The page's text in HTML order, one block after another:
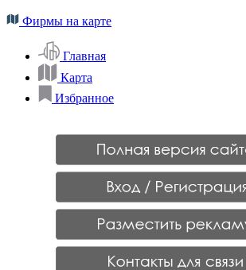
Фирмы на карте
Главная
Карта
Избранное